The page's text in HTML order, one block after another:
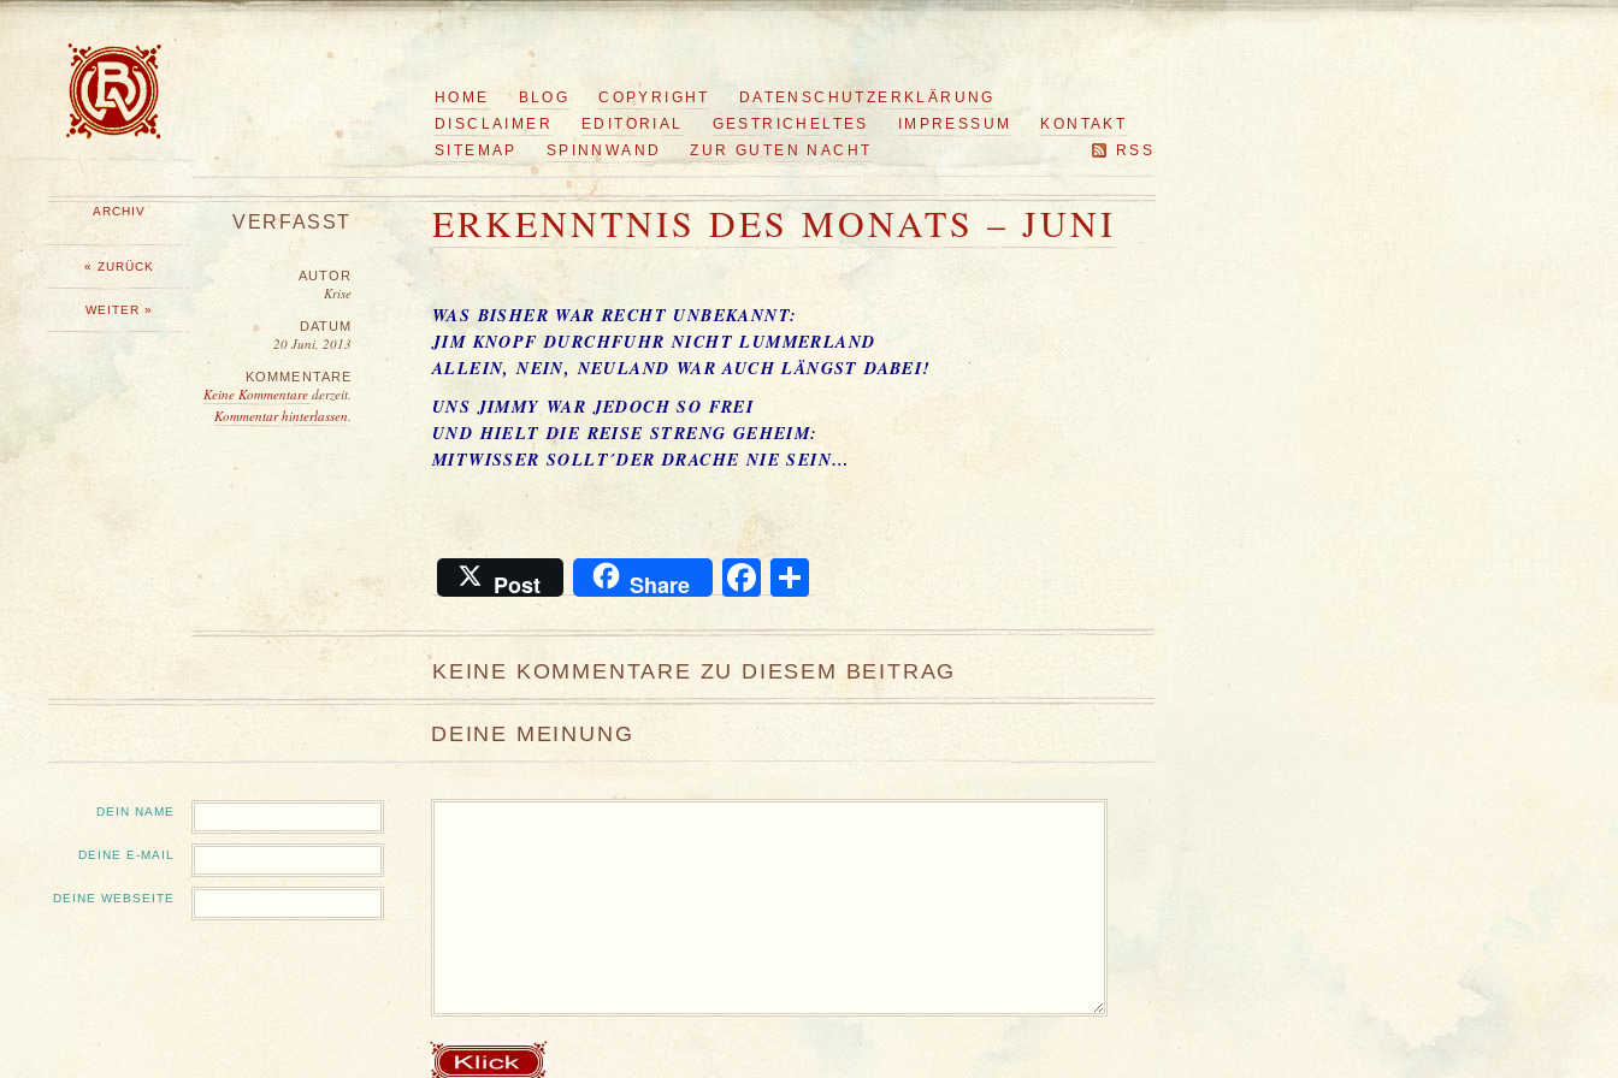
HOME BLOG COPYRIGHT
DATENSCHUTZERKLÄRUNG
DISCLAIMER
EDITORIAL GESTRICHELTES IMPRESSUM
KONTAKT
SITEMAP
SPINNWAND ZUR GUTEN NACHT RSS
ARCHIV
« ZURÜCK
WEITER »
VERFASST
AUTOR
Krise
DATUM
20 Juni, 2013
KOMMENTARE
Keine Kommentare derzeit.
Kommentar hinterlassen.
ERKENNTNIS DES MONATS – JUNI
WAS BISHER WAR RECHT UNBEKANNT:
JIM KNOPF DURCHFUHR NICHT LUMMERLAND
ALLEIN, NEIN, NEULAND WAR AUCH LÄNGST DABEI!
UNS JIMMY WAR JEDOCH SO FREI
UND HIELT DIE REISE STRENG GEHEIM:
MITWISSER SOLLT´DER DRACHE NIE SEIN…
Post Share Facebook
KEINE KOMMENTARE ZU DIESEM BEITRAG
DEINE MEINUNG
DEIN NAME
DEINE E-MAIL
DEINE WEBSEITE